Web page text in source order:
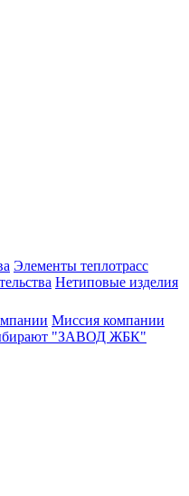
Элементы теплотрасс
Нетиповые изделия
Миссия компании
"ЗАВОД ЖБК"